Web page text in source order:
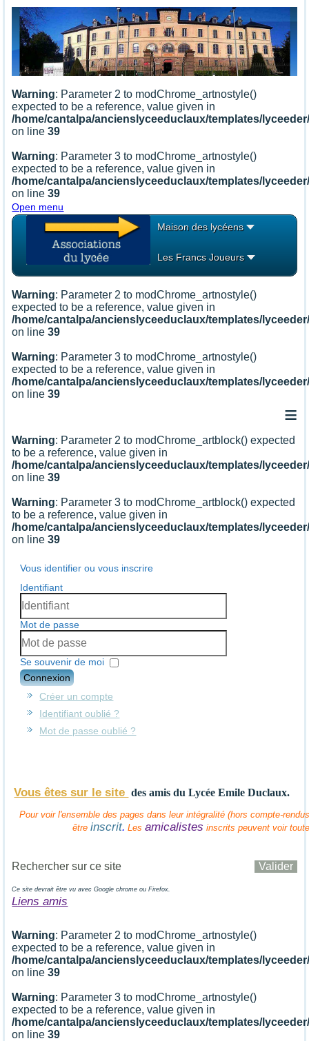
Warning: Parameter 2 to modChrome_artnostyle()
expected to be a reference, value given in
/home/cantalpa/ancienslyceeduclaux/templates/
on line39
Warning: Parameter 3 to modChrome_artnostyle()
expected to be a reference, value given in
/home/cantalpa/ancienslyceeduclaux/templates/
on line39
Open menu
Maison des lycéens
Les Francs Joueurs
Warning: Parameter 2 to modChrome_artnostyle()
expected to be a reference, value given in
/home/cantalpa/ancienslyceeduclaux/templates/
on line39
Warning: Parameter 3 to modChrome_artnostyle()
expected to be a reference, value given in
/home/cantalpa/ancienslyceeduclaux/templates/
on line39
≡
Warning: Parameter 2 to modChrome_artblock() expected
to be a reference, value given in
/home/cantalpa/ancienslyceeduclaux/templates/
on line39
Warning: Parameter 3 to modChrome_artblock() expected
to be a reference, value given in
/home/cantalpa/ancienslyceeduclaux/templates/
on line39
Vous identifier ou vous inscrire
Identifiant
Mot de passe
Se souvenir de moi
Connexion
Créer un compte
Identifiant oublié ?
Mot de passe oublié ?
Vous êtes sur le site des amis du Lycée Emile Duclaux.
Pour voir l'ensemble des pages dans leur intégralité (hors compte-
être inscrit. Les amicalistes inscrits peuvent voir
Ce site devrait être vu avec Google chrome ou Firefox.
Liens amis
Warning: Parameter 2 to modChrome_artnostyle()
expected to be a reference, value given in
/home/cantalpa/ancienslyceeduclaux/templates/
on line39
Warning: Parameter 3 to modChrome_artnostyle()
expected to be a reference, value given in
/home/cantalpa/ancienslyceeduclaux/templates/
on line39